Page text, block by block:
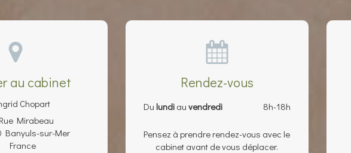
au cabinet
Chopart
Mirabeau
Banyuls-sur-Mer
France
Rendez-vous
Du lundiau vendredi 8h-18h
Pensez à prendre rendez-vous avec le
cabinet avant de vous déplacer.